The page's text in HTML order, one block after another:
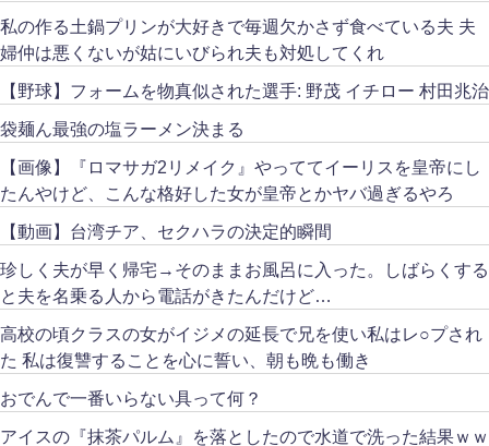
私の作る土鍋プリンが大好きで毎週欠かさず食べている夫 夫
婦仲は悪くないが姑にいびられ夫も対処してくれ
【野球】フォームを物真似された選手: 野茂 イチロー 村田兆治
袋麺ん最強の塩ラーメン決まる
【画像】『ロマサガ2リメイク』やっててイーリスを皇帝にし
たんやけど、こんな格好した女が皇帝とかヤバ過ぎるやろ
【動画】台湾チア、セクハラの決定的瞬間
珍しく夫が早く帰宅→そのままお風呂に入った。しばらくする
と夫を名乗る人から電話がきたんだけど…
高校の頃クラスの女がイジメの延長で兄を使い私はレ○プされ
た 私は復讐することを心に誓い、朝も晩も働き
おでんで一番いらない具って何？
アイスの『抹茶パルム』を落としたので水道で洗った結果ｗｗ